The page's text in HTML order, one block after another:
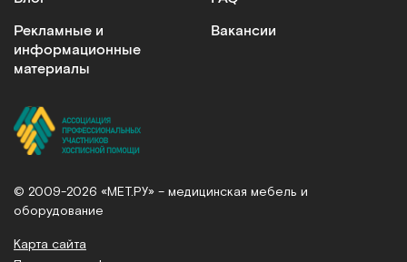
Рекламные и
информационные
материалы
Вакансии
© 2009-2026 «МЕТ.РУ» – медицинская мебель и
оборудование
Карта сайта